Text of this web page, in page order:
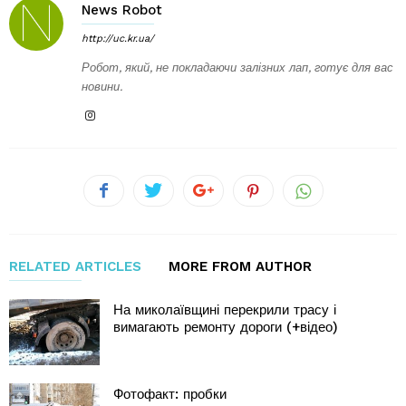
News Robot
http://uc.kr.ua/
Робот, який, не покладаючи залізних лап, готує для вас
новини.
RELATED ARTICLES MORE FROM AUTHOR
На миколаївщині перекрили трасу і
вимагають ремонту дороги (+відео)
Фотофакт: пробки